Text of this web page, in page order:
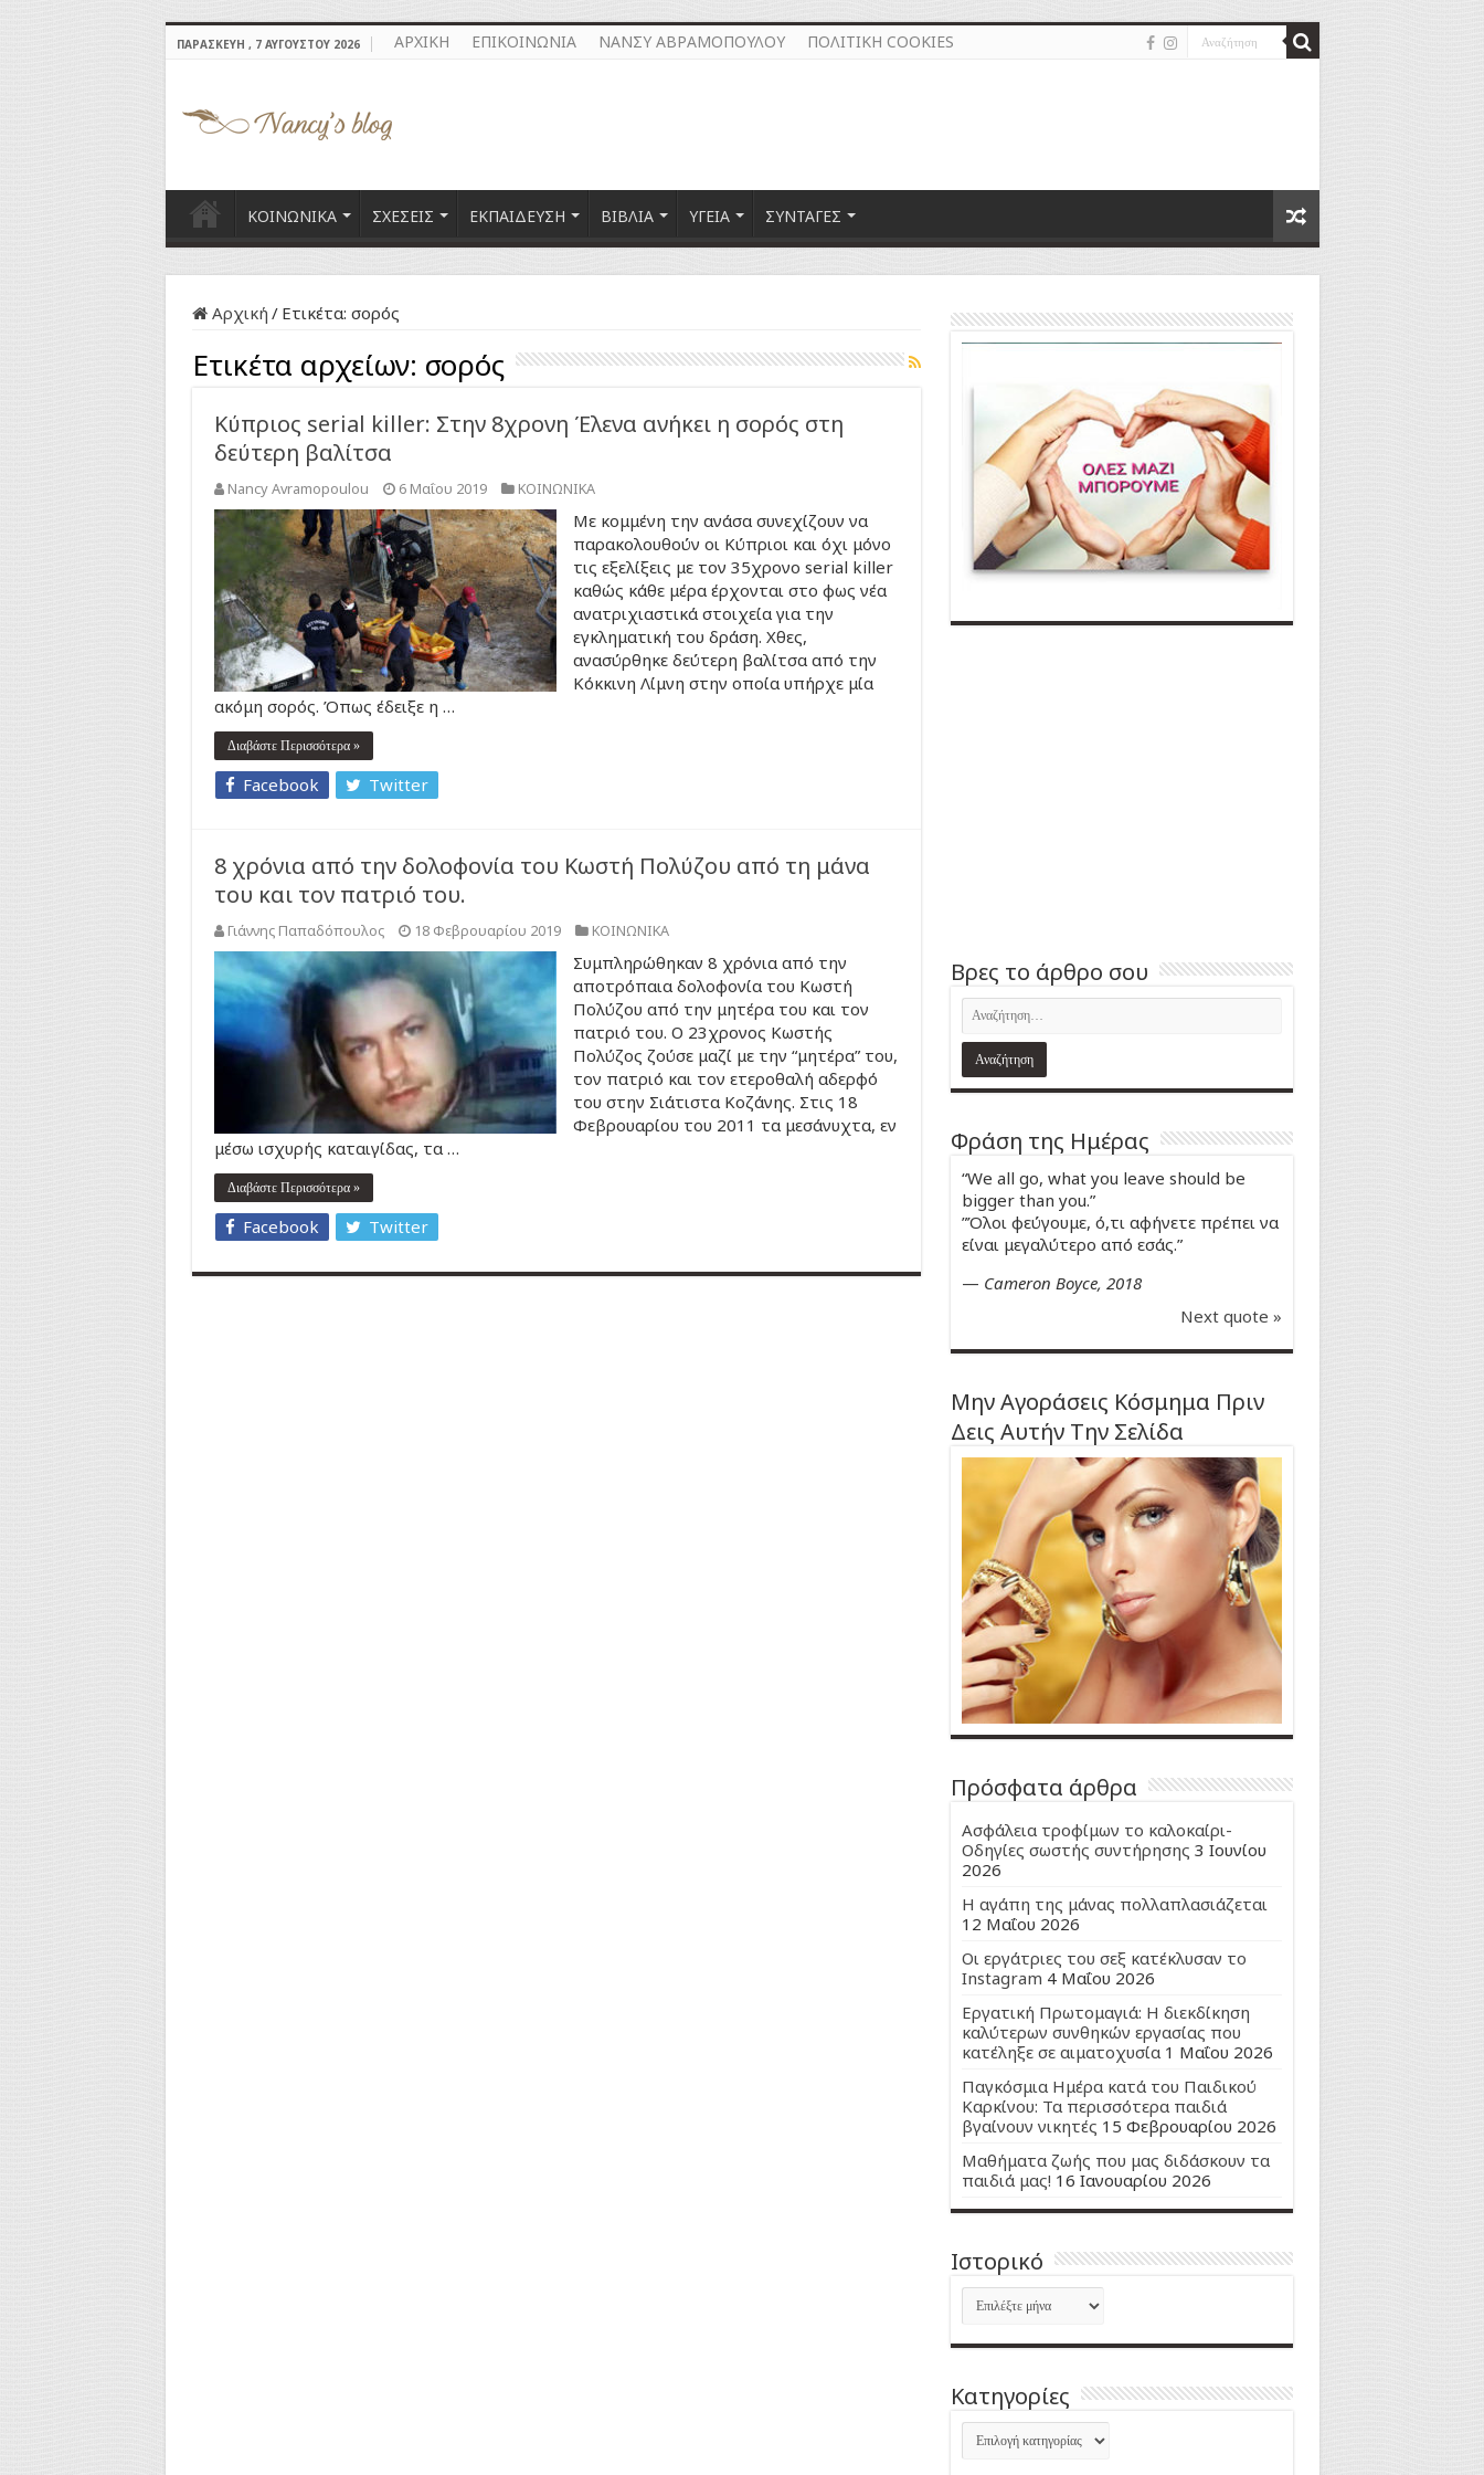
ΠΑΡΑΣΚΕΥΉ , 7 ΑΥΓΟΎΣΤΟΥ 2026 ΑΡΧΙΚΗ ΕΠΙΚΟΙΝΩΝΙΑ ΝΑΝΣΥ ΑΒΡΑΜΟΠΟΥΛΟΥ ΠΟΛΙΤΙΚΗ COOKIES
ΚΟΙΝΩΝΙΚΑ ΣΧΕΣΕΙΣ ΕΚΠΑΙΔΕΥΣΗ ΒΙΒΛΙΑ ΥΓΕΙΑ ΣΥΝΤΑΓΕΣ
Αρχική / Ετικέτα: σορός
Ετικέτα αρχείων: σορός
Κύπριος serial killer: Στην 8χρονη Έλενα ανήκει η σορός στη
δεύτερη βαλίτσα
Nancy Avramopoulou 6 Μαΐου 2019 ΚΟΙΝΩΝΙΚΑ
Με κομμένη την ανάσα συνεχίζουν να
παρακολουθούν οι Κύπριοι και όχι μόνο
τις εξελίξεις με τον 35χρονο serial killer
καθώς κάθε μέρα έρχονται στο φως νέα
ανατριχιαστικά στοιχεία για την
εγκληματική του δράση. Χθες,
ανασύρθηκε δεύτερη βαλίτσα από την
Κόκκινη Λίμνη στην οποία υπήρχε μία
ακόμη σορός. Όπως έδειξε η …
Διαβάστε Περισσότερα »
Facebook Twitter
8 χρόνια από την δολοφονία του Κωστή Πολύζου από τη μάνα
του και τον πατριό του.
Γιάννης Παπαδόπουλος 18 Φεβρουαρίου 2019 ΚΟΙΝΩΝΙΚΑ
Συμπληρώθηκαν 8 χρόνια από την
αποτρόπαια δολοφονία του Κωστή
Πολύζου από την μητέρα του και τον
πατριό του. Ο 23χρονος Κωστής
Πολύζος ζούσε μαζί με την “μητέρα” του,
τον πατριό και τον ετεροθαλή αδερφό
του στην Σιάτιστα Κοζάνης. Στις 18
Φεβρουαρίου του 2011 τα μεσάνυχτα, εν
μέσω ισχυρής καταιγίδας, τα …
Διαβάστε Περισσότερα »
Facebook Twitter
Βρες το άρθρο σου
Φράση της Ημέρας
“We all go, what you leave should be
bigger than you.”
”Όλοι φεύγουμε, ό,τι αφήνετε πρέπει να
είναι μεγαλύτερο από εσάς.”
— Cameron Boyce, 2018
Next quote »
Μην Αγοράσεις Κόσμημα Πριν
Δεις Αυτήν Την Σελίδα
Πρόσφατα άρθρα
Ασφάλεια τροφίμων το καλοκαίρι-
Οδηγίες σωστής συντήρησης 3 Ιουνίου
2026
Η αγάπη της μάνας πολλαπλασιάζεται
12 Μαΐου 2026
Οι εργάτριες του σεξ κατέκλυσαν το
Instagram 4 Μαΐου 2026
Εργατική Πρωτομαγιά: Η διεκδίκηση
καλύτερων συνθηκών εργασίας που
κατέληξε σε αιματοχυσία 1 Μαΐου 2026
Παγκόσμια Ημέρα κατά του Παιδικού
Καρκίνου: Τα περισσότερα παιδιά
βγαίνουν νικητές 15 Φεβρουαρίου 2026
Μαθήματα ζωής που μας διδάσκουν τα
παιδιά μας! 16 Ιανουαρίου 2026
Ιστορικό
Ιστορικό
Kατηγορίες
Kατηγορίες